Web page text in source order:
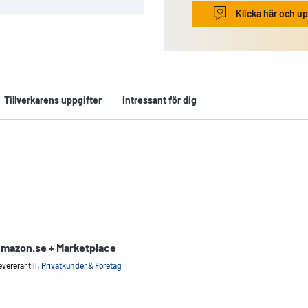
Klicka här och
Tillverkarens uppgifter Intressant för dig
+ Marketplace
till: Privatkunder & Företag